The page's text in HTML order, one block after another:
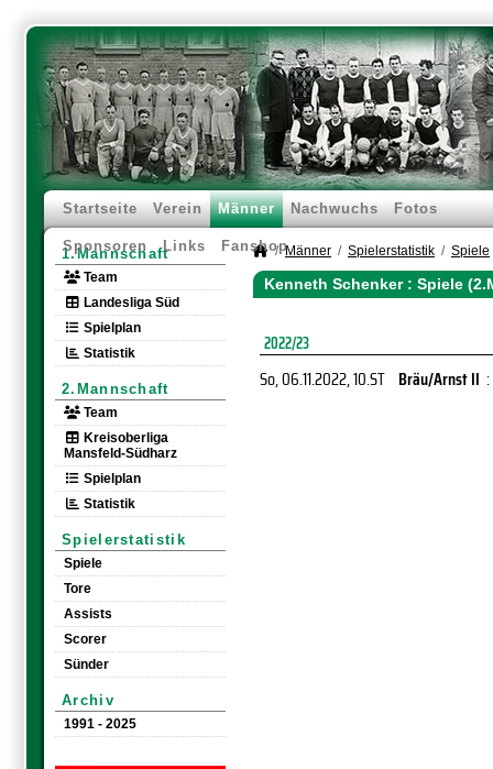
Startseite Verein Männer Nachwuchs Fotos
Sponsoren Links Fanshop
1.Mannschaft
Team
Landesliga Süd
Spielplan
Statistik
2.Mannschaft
Team
Kreisoberliga
Mansfeld-Südharz
Spielplan
Statistik
Spielerstatistik
Spiele
Tore
Assists
Scorer
Sünder
Archiv
1991 - 2025
Männer Spielerstatistik Spiele
Kenneth Schenker : Spiele
2022/23
So, 06.11.2022, 10.ST Bräu/Arnst II :